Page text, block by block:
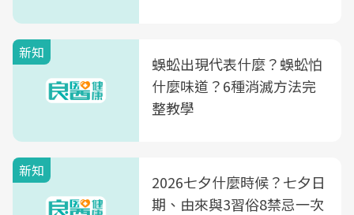
新知
蜈蚣出現代表什麼？蜈蚣怕
什麼味道？6種消滅方法完
整教學
新知
2026七夕什麼時候？七夕日
期、由來與3習俗8禁忌一次